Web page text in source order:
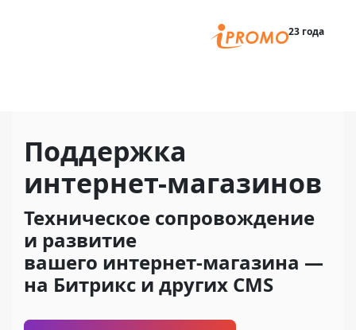
23 года
Поддержка
интернет-магазинов
Техническое сопровождение
и развитие
вашего интернет-магазина —
на Битрикс и других CMS